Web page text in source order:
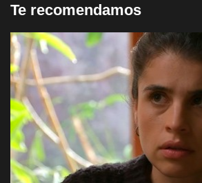
Te recomendamos